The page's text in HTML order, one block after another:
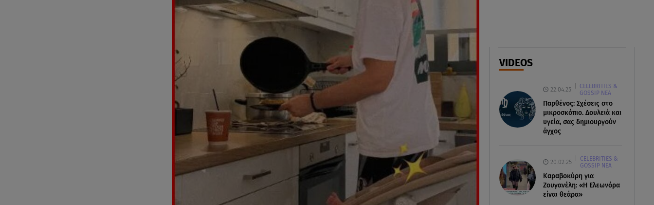
07.08.26 , 18:34
Έξοδος Αυγούστου: Στο 100% η
πληρότητα για Κυκλάδες
VIDEOS
22.04.25
CELEBRITIES &
GOSSIP ΝΕΑ
Παρθένος: Σχέσεις στο
μικροσκόπιο. Δουλειά και
υγεία, σας δημιουργούν
άγχος
20.02.25
CELEBRITIES &
GOSSIP ΝΕΑ
Καραβοκύρη για
Ζουγανέλη: «Η Ελεωνόρα
είναι θεάρα»